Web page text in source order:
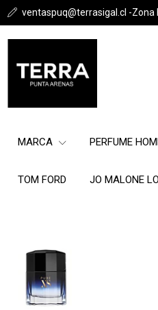
ventaspuq@terrasigal.cl -
MARCA PERFUME
TOM FORD JO MALONE